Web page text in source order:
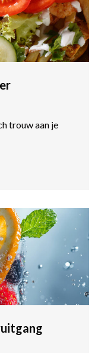
trouw aan je